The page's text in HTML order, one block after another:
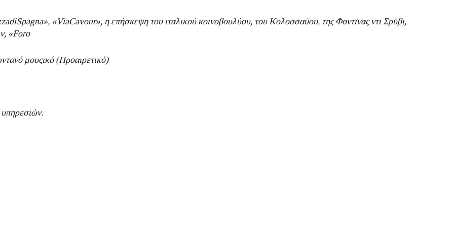
diSpagna», «ViaCavour», η επήσκεψη του ιταλικού κοινοβουλύου, του Κολοσσαύου, της Φοντϊνας ντι Σρϋβι,
«Foro
μουςικό (Προαιρετικό)